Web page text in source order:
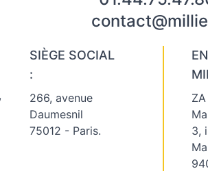
SIÈGE SOCIAL
:
266, avenue
Daumesnil
75012 - Paris.
3,